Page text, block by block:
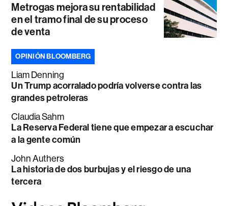
Metrogas mejora su rentabilidad
en el tramo final de su proceso
de venta
OPINIÓN BLOOMBERG
Liam Denning
Un Trump acorralado podría volverse contra las
grandes petroleras
Claudia Sahm
La Reserva Federal tiene que empezar a escuchar
a la gente común
John Authers
La historia de dos burbujas y el riesgo de una
tercera